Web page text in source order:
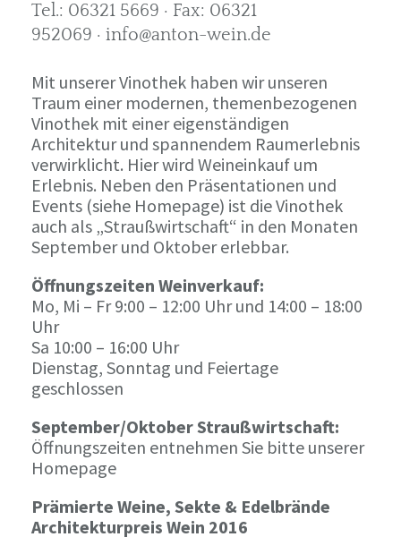
Tel.: 06321 5669 · Fax: 06321
952069 · info@anton-wein.de
Mit unserer Vinothek haben wir unseren
Traum einer modernen, themenbezogenen
Vinothek mit einer eigenständigen
Architektur und spannendem Raumerlebnis
verwirklicht. Hier wird Weineinkauf um
Erlebnis. Neben den Präsentationen und
Events (siehe Homepage) ist die Vinothek
auch als „Straußwirtschaft“ in den Monaten
September und Oktober erlebbar.
Öffnungszeiten Weinverkauf:
Mo, Mi – Fr 9:00 – 12:00 Uhr und 14:00 – 18:00
Uhr
Sa 10:00 – 16:00 Uhr
Dienstag, Sonntag und Feiertage
geschlossen
September/Oktober Straußwirtschaft:
Öffnungszeiten entnehmen Sie bitte unserer
Homepage
Prämierte Weine, Sekte & Edelbrände
Architekturpreis Wein 2016